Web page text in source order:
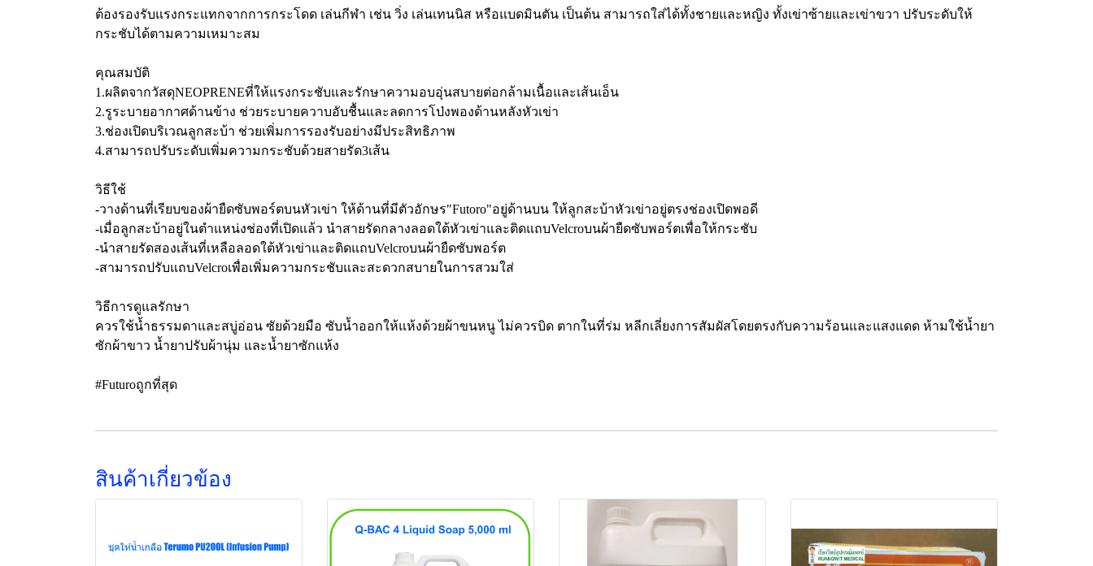
ต้องรองรับแรงกระแทกจากการกระโดด เล่นกีฬา เช่น วิ่ง เล่นเทนนิส หรือแบดมินตัน เป็นต้น สามารถใส่ได้ทั้งชายและหญิง ทั้งเข่าซ้ายและเข่าขวา ปรับระดับให้
กระชับได้ตามความเหมาะสม
คุณสมบัติ
1.ผลิตจากวัสดุNEOPRENEที่ให้แรงกระชับและรักษาความอบอุ่นสบายต่อกล้ามเนื้อและเส้นเอ็น
2.รูระบายอากาศด้านข้าง ช่วยระบายควาบอับชื้นและลดการโป่งพองด้านหลังหัวเข่า
3.ช่องเปิดบริเวณลูกสะบ้า ช่วยเพิ่มการรองรับอย่างมีประสิทธิภาพ
4.สามารถปรับระดับเพิ่มความกระชับด้วยสายรัด3เส้น
วิธีใช้
-วางด้านที่เรียบของผ้ายืดซับพอร์ตบนหัวเข่า ให้ด้านที่มีตัวอักษร"Futoro"อยู่ด้านบน ให้ลูกสะบ้าหัวเข่าอยู่ตรงช่องเปิดพอดี
-เมื่อลูกสะบ้าอยู่ในตำแหน่งช่องที่เปิดแล้ว นำสายรัดกลางลอดใต้หัวเข่าและติดแถบVelcroบนผ้ายืดซับพอร์ตเพื่อให้กระชับ
-นำสายรัดสองเส้นที่เหลือลอดใต้หัวเข่าและติดแถบVelcroบนผ้ายืดซับพอร์ต
-สามารถปรับแถบVelcroเพื่อเพิ่มความกระชับและสะดวกสบายในการสวมใส่
วิธีการดูแลรักษา
ควรใช้น้ำธรรมดาและสบู่อ่อน ซัยด้วยมือ ซับน้ำออกให้แห้งด้วยผ้าขนหนู ไม่ควรบิด ตากในที่ร่ม หลีกเลี่ยงการสัมผัสโดยตรงกับความร้อนและแสงแดด ห้ามใช้น้ำยา
ซักผ้าขาว น้ำยาปรับผ้านุ่ม และน้ำยาซักแห้ง
#Futuroถูกที่สุด
สินค้าเกี่ยวข้อง